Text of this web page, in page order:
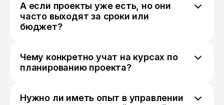
инструменты планирования. Вы узнаете, как
разбивать большую задачу на этапы,
ставить понятные цели и организовывать
А если проекты уже есть, но они
часто выходят за сроки или
бюджет?
возникают из-за слишком оптимистичных
оценок, нечётких задач, отсутствия
ресурсов. На обучении разбирают, как
Чему конкретно учат на курсах по
планированию проекта?
сроков и ресурсов, распределение задач,
Нужно ли иметь опыт в управлении